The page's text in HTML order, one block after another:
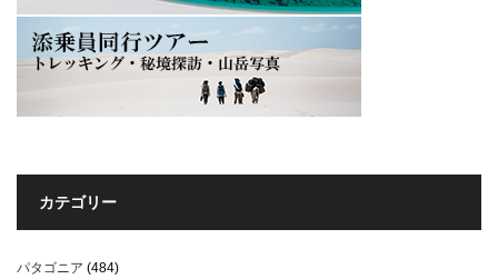
カテゴリー
パタゴニア (484)